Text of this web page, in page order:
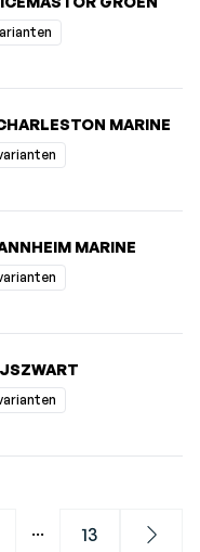
MARINE
MARINE
... 13 Next